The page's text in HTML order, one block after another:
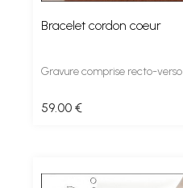
Bracelet cordon coeur
Gravure comprise recto-verso
59.00 €